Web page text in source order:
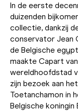
In de eerste
duizenden
collectie, dankzij
conservator Jean
de Belgische
maakte Capart
wereldhoofdstad
zijn bezoek aan
Toetanchamon in
Belgische koningin